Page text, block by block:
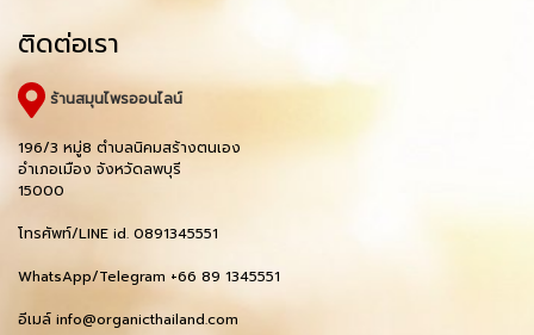
ติดต่อเรา
ร้านสมุนไพรออนไลน์
196/3 หมู่8 ตำบลนิคมสร้างตนเอง
อำเภอเมือง จังหวัดลพบุรี
15000
โทรศัพท์/LINE id. 0891345551
WhatsApp/Telegram +66 89 1345551
อีเมล์ info@organicthailand.com